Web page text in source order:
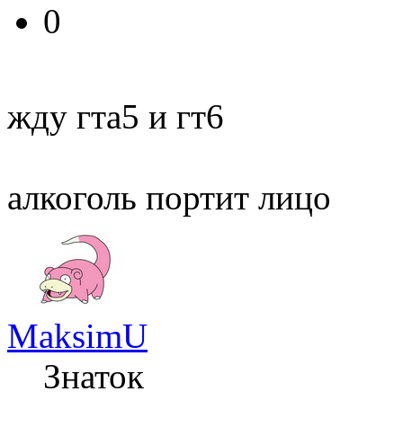
0
жду гта5 и гт6
алкоголь портит лицо
MaksimU
Знаток